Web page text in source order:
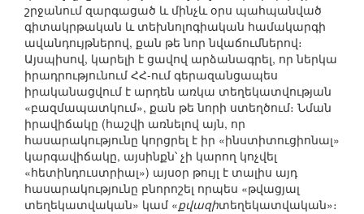
շրջանում զարգացած և մինչև օրս պահպանված
գիտակրթական և տեխնոլոգիական համակարգի
ավանդույթներով, քան թե նոր նվաճումներով։
Այսպիսով, կարելի է ցավով արձանագրել, որ ներկա
իրադրությունում ՀՀ-ում գերազանցապես
իրականացվում է արդեն առկա տեղեկատվության
«բազմապատկում», քան թե նորի ստեղծում։ Նման
իրավիճակը (հաշվի առնելով այն, որ
հասարակությունը կորցրել է իր «ինստիտուցիոնալ»
կարգավիճակը, այսինքն՝ չի կարող կոչվել
«հետինդուստրիալ») այսօր թույլ է տալիս այդ
հասարակությունը բնորոշել որպես «թվացյալ
տեղեկատվական» կամ «քվազիտեղեկատվական»։